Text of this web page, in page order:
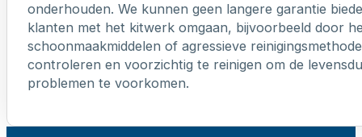
onderhouden. We kunnen geen langere garantie
klanten met het kitwerk omgaan, bijvoorbeeld door
schoonmaakmiddelen of agressieve
controleren en voorzichtig te reinigen om de
problemen te voorkomen.